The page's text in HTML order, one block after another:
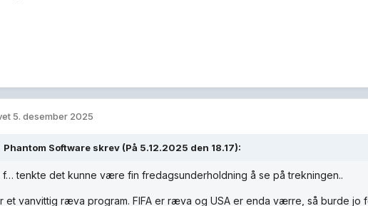
5. desember 2025
Phantom Software skrev (På 5.12.2025 den 18.17):
f… tenkte det kunne være fin fredagsunderholdning å se på trekningen..
et vanvittig ræva program. FIFA er ræva og USA er enda værre, så burde jo